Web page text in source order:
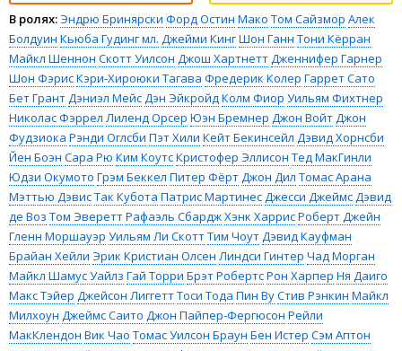
В ролях:Эндрю Бринярски Форд Остин Мако Том Сайзмор Алек
Болдуин Кьюба Гудинг мл. Джейми КингШон Ганн Тони Кёрран
Майкл Шеннон Скотт Уилсон Джош ХартнеттДженнифер Гарнер
Шон ФэрисКэри-Хироюки Тагава Фредерик Колер Гаррет Сато
Бет ГрантДэниэл МейсДэн ЭйкройдКолм Фиор Уильям Фихтнер
Николас Фэррел Лиленд Орсер Юэн Бремнер Джон ВойтДжон
Фудзиока Рэнди Оглсби Пэт Хили Кейт Бекинсейл Дэвид Хорнсби
Йен Боэн Сара Рю Ким КоутсКристофер Эллисон Тед МакГинли
Юдзи Окумото Грэм Беккел Питер ФёртДжон Дил Томас Арана
Мэттью ДэвисТак Кубота Патрис МартинесДжесси ДжеймсДэвид
де Воз Том ЭвереттРафаэль СбарджХэнк ХаррисРоберт Джейн
Гленн Моршауэр Уильям Ли СкоттТим ЧоутДэвид Кауфман
Брайан Хейли Эрик Кристиан Олсен Линдси Гинтер Чад Морган
Майкл Шамус Уайлз Гай Торри Брэт РобертсРон Харпер Ня Даиго
Макс Тэйер Джейсон ЛиггеттТоси Тода Пин ВуСтив Рэнкин Майкл
Милхоун Джеймс Саито Джон Пайпер-Фергюсон Рейли
МакКлендон Вик Чао Томас Уилсон Браун Бен Истер Сэм Аптон